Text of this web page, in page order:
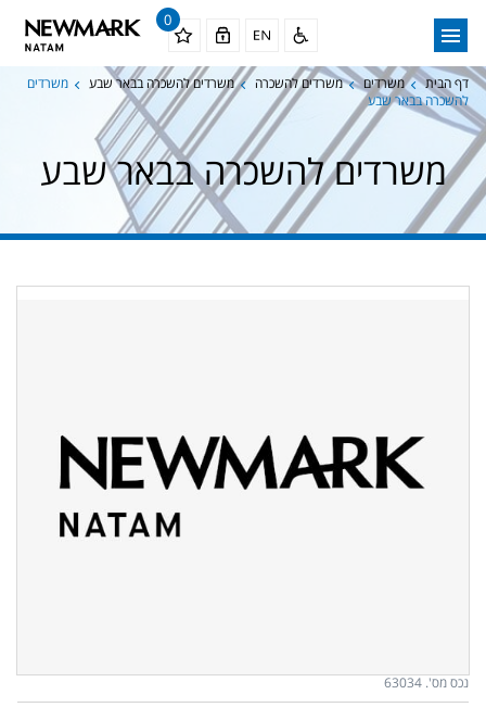
0
דף הבית משרדים משרדים להשכרה משרדים להשכרה בבאר שבע
משרדים
להשכרה בבאר שבע
משרדים להשכרה בבאר שבע
נכס מס'. 63034